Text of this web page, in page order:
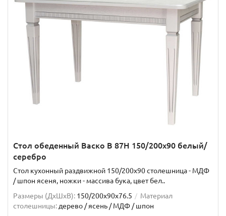
Стол обеденный Васко В 87Н 150/200х90 белый/
серебро
Стол кухонный раздвижной 150/200х90 столешница - МДФ
/ шпон ясеня, ножки - массива бука, цвет бел..
Размеры (ДхШxВ): 150/200х90х76.5
Материал
столешницы: дерево / ясень / МДФ / шпон